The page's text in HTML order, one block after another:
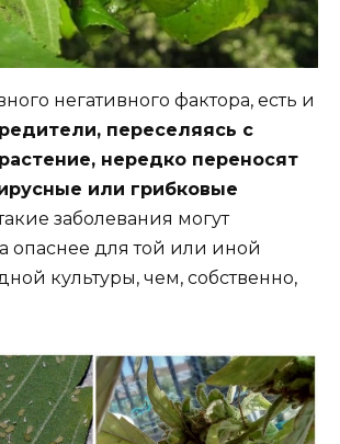
негативного фактора, есть и
переселяясь с
нередко переносят
или грибковые
заболевания могут
опаснее для той или иной
культуры, чем, собственно,